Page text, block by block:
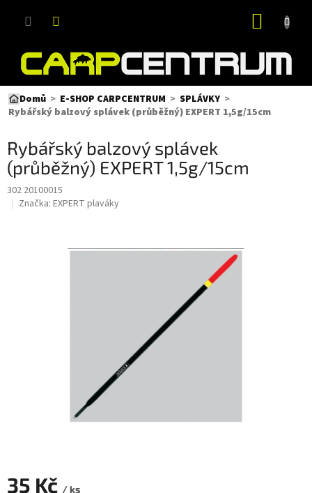
Domů E-SHOP CARPCENTRUM
SPLÁVKY
Rybářský balzový splávek (průběžný) EXPERT 1,5g/15cm
Rybářský balzový splávek
(průběžný) EXPERT 1,5g/15cm
302 20100015
Značka: EXPERT plaváky
35 Kč / ks